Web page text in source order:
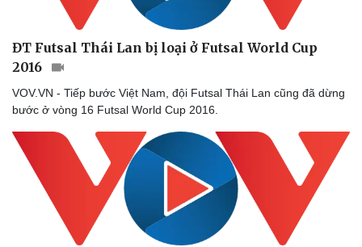
ĐT Futsal Thái Lan bị loại ở Futsal World Cup
2016
VOV.VN - Tiếp bước Việt Nam, đội Futsal Thái Lan cũng đã dừng
bước ở vòng 16 Futsal World Cup 2016.